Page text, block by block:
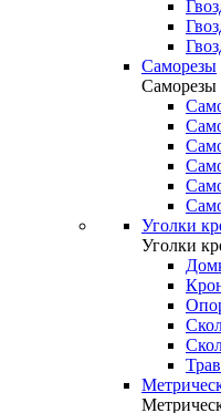
Саморезы
Саморезы
Уголки
Уголки